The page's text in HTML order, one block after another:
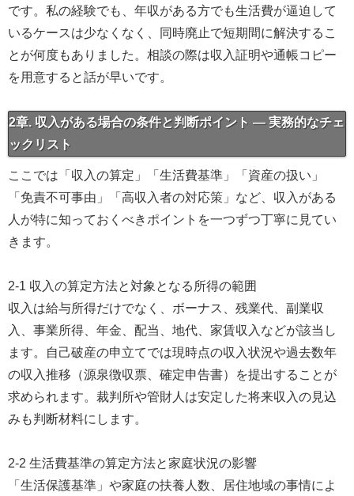
です。私の経験でも、年収がある方でも生活費が逼迫して
いるケースは少なくなく、同時廃止で短期間に解決するこ
とが何度もありました。相談の際は収入証明や通帳コピー
を用意すると話が早いです。
2章. 収入がある場合の条件と判断ポイント — 実務的なチェ
ックリスト
ここでは「収入の算定」「生活費基準」「資産の扱い」
「免責不可事由」「高収入者の対応策」など、収入がある
人が特に知っておくべきポイントを一つずつ丁寧に見てい
きます。
2-1 収入の算定方法と対象となる所得の範囲
収入は給与所得だけでなく、ボーナス、残業代、副業収
入、事業所得、年金、配当、地代、家賃収入などが該当し
ます。自己破産の申立てでは現時点の収入状況や過去数年
の収入推移（源泉徴収票、確定申告書）を提出することが
求められます。裁判所や管財人は安定した将来収入の見込
みも判断材料にします。
2-2 生活費基準の算定方法と家庭状況の影響
「生活保護基準」や家庭の扶養人数、居住地域の事情によ